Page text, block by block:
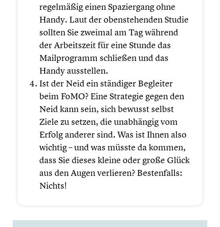
regel­mä­ßig einen Spazier­gang ohne
Handy. Laut der obenste­hen­den Studie
sollten Sie zweimal am Tag während
der Arbeits­zeit für eine Stunde das
Mailpro­gramm schließen und das
Handy ausstel­len.
Ist der Neid ein ständiger Begleiter
beim FoMO? Eine Strategie gegen den
Neid kann sein, sich bewusst selbst
Ziele zu setzen, die unabhän­gig vom
Erfolg anderer sind. Was ist Ihnen also
wichtig – und was müsste da kommen,
dass Sie dieses kleine oder große Glück
aus den Augen verlieren? Besten­falls:
Nichts!